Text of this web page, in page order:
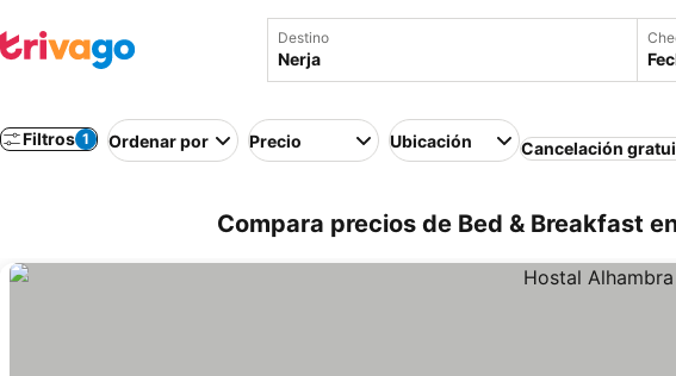
Destino
Filtros 1 Ordenar por Precio Ubicación Cancelación
Compara precios de Bed & Breakfast